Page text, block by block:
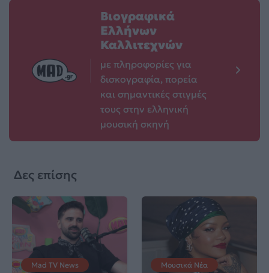
Βιογραφικά
Ελλήνων
Καλλιτεχνών
με πληροφορίες για
δισκογραφία, πορεία
και σημαντικές στιγμές
τους στην ελληνική
μουσική σκηνή
Δες επίσης
Mad TV News Μουσικά Νέα